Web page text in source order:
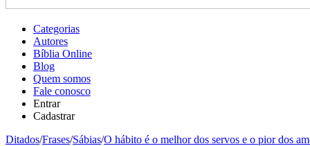
Categorias
Autores
Bíblia Online
Blog
Quem somos
Fale conosco
Entrar
Cadastrar
Ditados/Frases/Sábias/O hábito é o melhor dos servos e o pior dos